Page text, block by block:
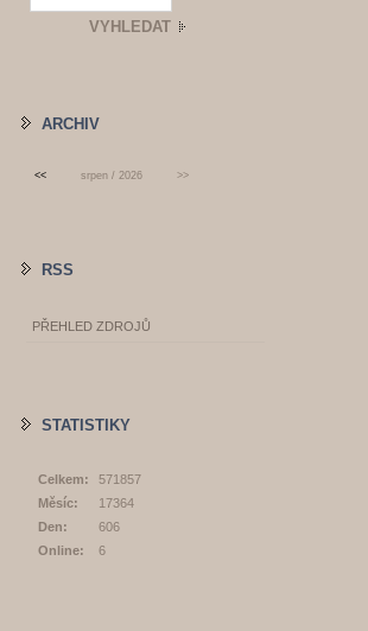
ARCHIV
<< srpen / 2026 >>
RSS
PŘEHLED ZDROJŮ
STATISTIKY
Online: 6
Celkem:
571857
Měsíc:
17364
Den:
606